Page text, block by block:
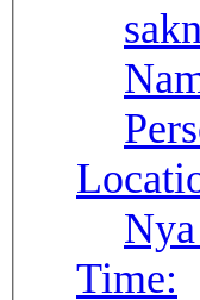
Time: